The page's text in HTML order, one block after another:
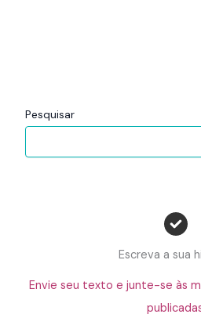
Pesquisar
Escreva a sua
Envie seu texto e junte-se às